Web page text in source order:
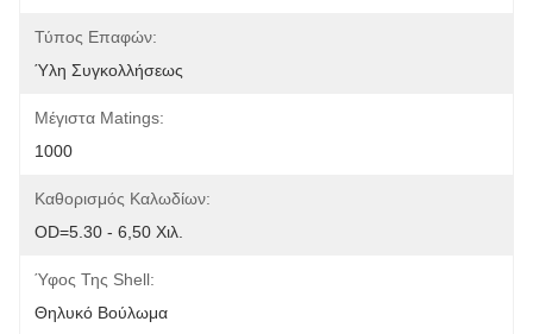
Τύπος Επαφών:
Ύλη Συγκολλήσεως
Μέγιστα Matings:
1000
Καθορισμός Καλωδίων:
OD=5.30 - 6,50 Χιλ.
Ύφος Της Shell:
Θηλυκό Βούλωμα